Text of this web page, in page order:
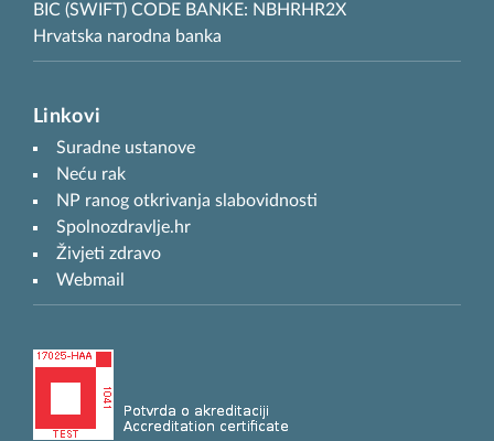
BIC (SWIFT) CODE BANKE: NBHRHR2X
Hrvatska narodna banka
Linkovi
Suradne ustanove
Neću rak
NP ranog otkrivanja slabovidnosti
Spolnozdravlje.hr
Živjeti zdravo
Webmail